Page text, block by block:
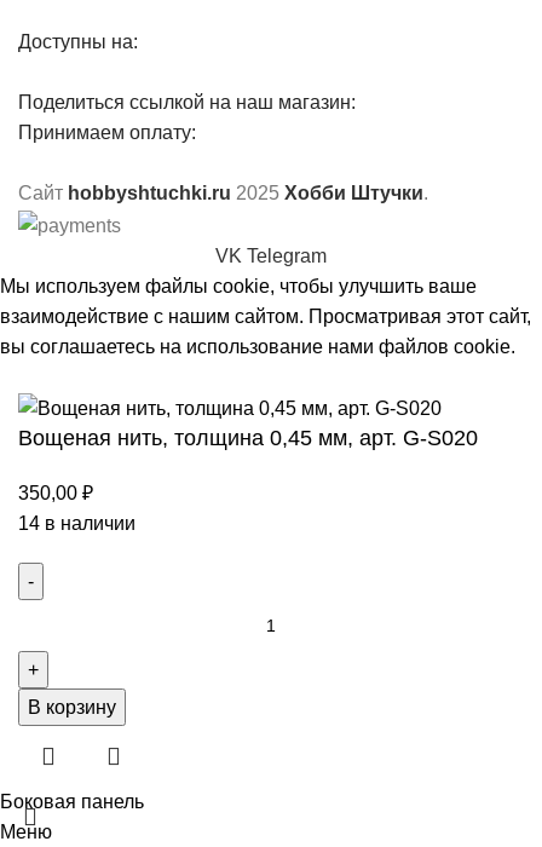
Доступны на:
Поделиться ссылкой на наш магазин:
Принимаем оплату:
Сайт hobbyshtuchki.ru 2025 Хобби Штучки.
VK Telegram
Мы используем файлы cookie, чтобы улучшить ваше
взаимодействие с нашим сайтом. Просматривая этот сайт,
вы соглашаетесь на использование нами файлов cookie.
Вощеная нить, толщина 0,45 мм, арт. G-S020
350,00 ₽
14 в наличии
Вощеная
нить,
0,45
мм,
арт.
В корзину
Боковая панель
Меню